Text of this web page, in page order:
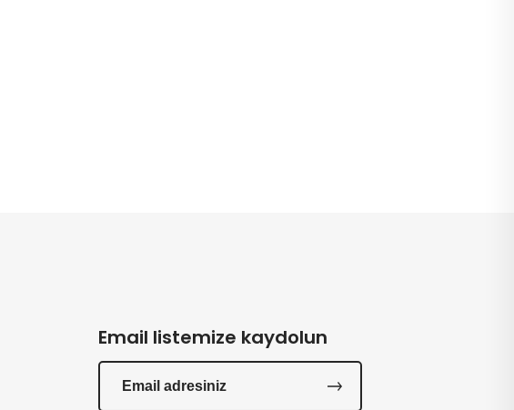
Email listemize kaydolun